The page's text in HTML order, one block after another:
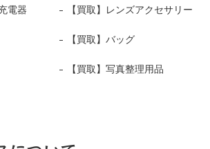
電器 【買取】レンズアクセサリー
【買取】バッグ
【買取】写真整理用品